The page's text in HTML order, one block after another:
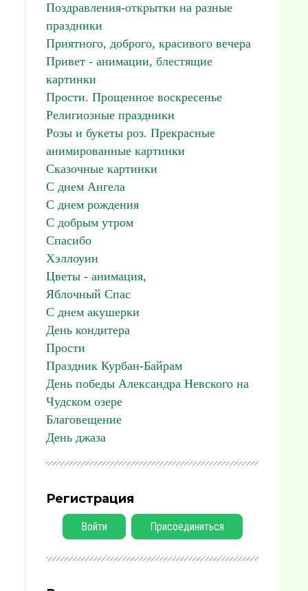
Поздравления-открытки на разные
праздники
Приятного, доброго, красивого вечера
Привет - анимации, блестящие
картинки
Прости. Прощенное воскресенье
Религиозные праздники
Розы и букеты роз. Прекрасные
анимированные картинки
Сказочные картинки
С днем Ангела
С днем рождения
С добрым утром
Спасибо
Хэллоуин
Цветы - анимация,
Яблочный Спас
С днем акушерки
День кондитера
Прости
Праздник Курбан-Байрам
День победы Александра Невского на
Чудском озере
Благовещение
День джаза
Регистрация
Войти Присоединиться